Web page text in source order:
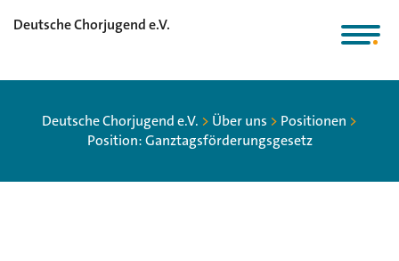
Deutsche Chorjugend e.V.
Deutsche Chorjugend e.V. > Über uns > Positionen >
Position: Ganztagsförderungsgesetz